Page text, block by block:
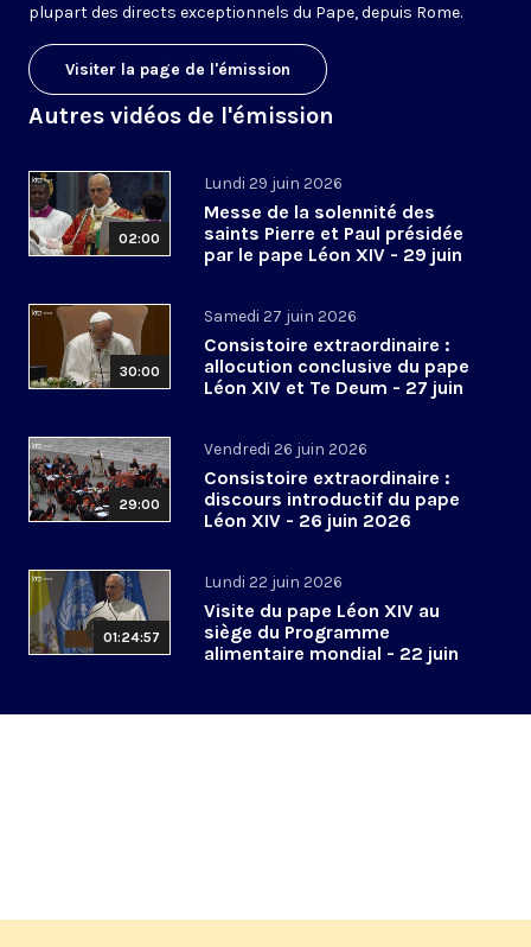
plupart des directs exceptionnels du Pape, depuis Rome.
Visiter la page de l'émission
Autres vidéos de l'émission
02:00
Lundi 29 juin 2026
Messe de la solennité des
saints Pierre et Paul présidée
par le pape Léon XIV - 29 juin
30:00
Samedi 27 juin 2026
Consistoire extraordinaire :
allocution conclusive du pape
Léon XIV et Te Deum - 27 juin
29:00
Vendredi 26 juin 2026
Consistoire extraordinaire :
discours introductif du pape
Léon XIV - 26 juin 2026
01:24:57
Lundi 22 juin 2026
Visite du pape Léon XIV au
siège du Programme
alimentaire mondial - 22 juin